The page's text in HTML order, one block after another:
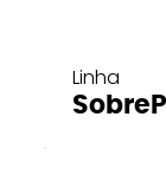
Linha